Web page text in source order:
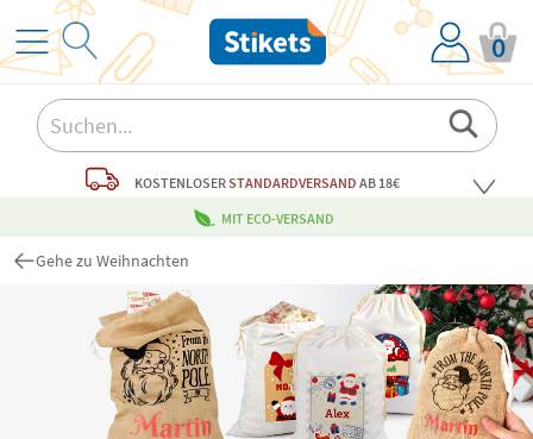
0
KOSTENLOSERSTANDARDVERSAND AB 18€
MIT ECO-VERSAND
Gehe zu Weihnachten